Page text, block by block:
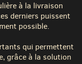
à la livraison
derniers puissent
possible.
qui permettent
grâce à la solution